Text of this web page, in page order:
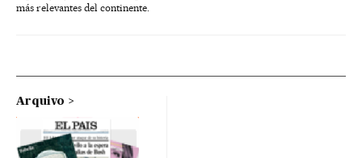
más relevantes del continente.
Arquivo